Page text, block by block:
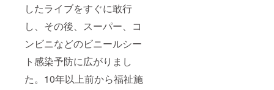
したライブをすぐに敢行
し、その後、スーパー、コ
ンビニなどのビニールシー
ト感染予防に広がりまし
た。10年以上前から福祉施